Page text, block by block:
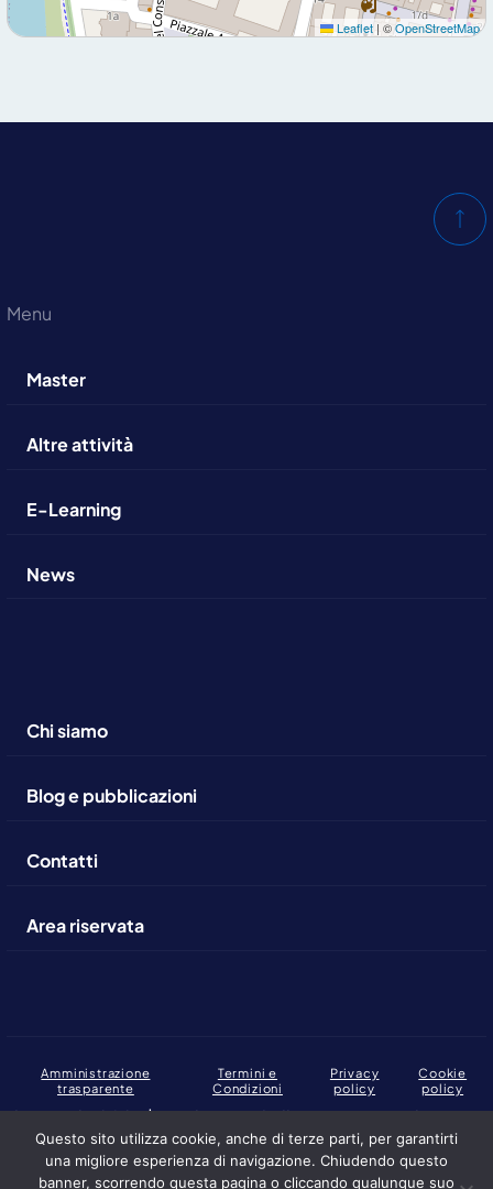
Leaflet | ©OpenStreetMap
Menu
Master
Altre attività
E-Learning
News
Chi siamo
Blog e pubblicazioni
Contatti
Area riservata
Amministrazione
trasparente
Termini e
Condizioni
Privacy
policy
Cookie
policy
Copyright 2026 | Fondazione Collegio Europeo di Parma.
C.F., P. IVA: 02317230346
Fondazione Collegio Europeo di Parma ha scelto
Questo sito utilizza cookie, anche di terze parti, per garantirti
una migliore esperienza di navigazione. Chiudendo questo
banner, scorrendo questa pagina o cliccando qualunque suo